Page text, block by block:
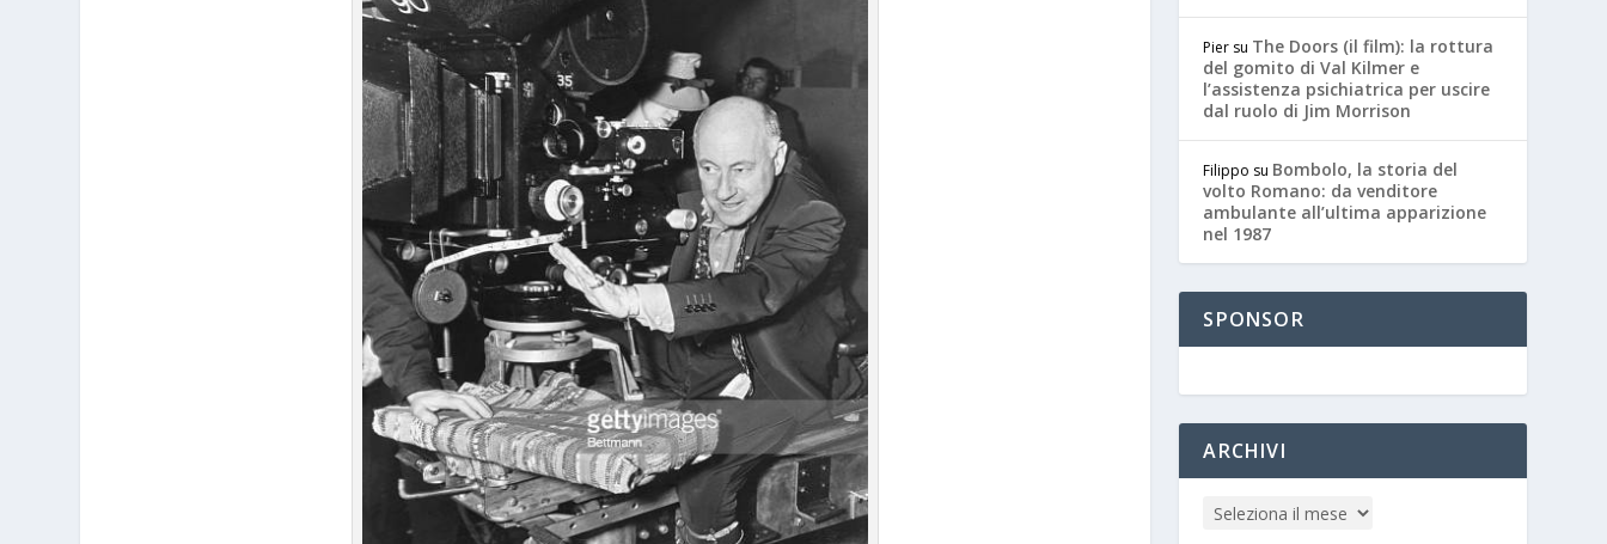
Pier su The Doors (il film): la rottura
del gomito di Val Kilmer e
l’assistenza psichiatrica per uscire
dal ruolo di Jim Morrison
Filippo su Bombolo, la storia del
volto Romano: da venditore
ambulante all’ultima apparizione
nel 1987
SPONSOR
ARCHIVI